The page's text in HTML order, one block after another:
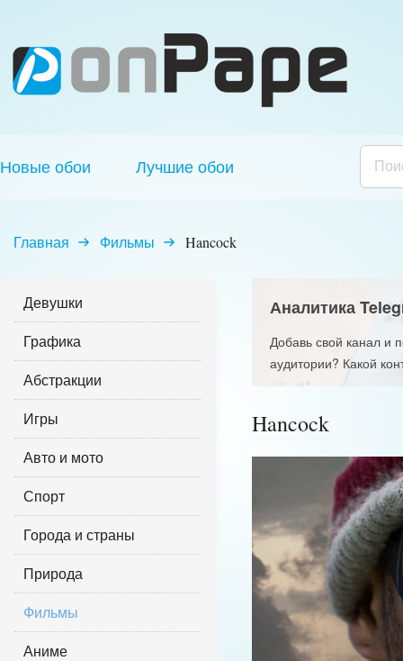
Новые обои Лучшие обои
Главная Фильмы Hancock
Девушки
Графика
Абстракции
Игры
Авто и мото
Спорт
Города и страны
Природа
Фильмы
Аниме
Аналитика
Добавь свой канал и
аудитории? Какой
Hancock